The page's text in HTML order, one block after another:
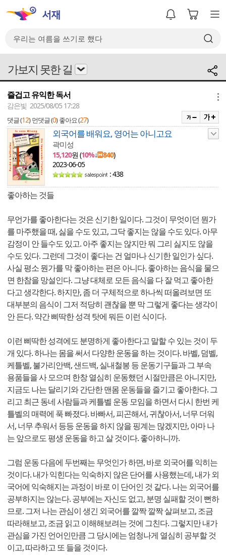
가보지 못한 길
즐겁고 유익한 독서
감은빛 2025/08/05 17:28
댓글 (12) 먼댓글 (0) 좋아요 (27)
외국어를 배워요, 영어는 아니고요
곽미성
15,120원 (10%↓ 840)
2023-06-05
: 438
좋아하는 것들
무언가를 좋아한다는 것은 신기한 일이다. 그것이 무엇이던 뭔가
를 마주했을 때, 싫을 수도 있고, 그닥 좋지는 않을 수도 있다. 아무
감정이 안 들수도 있고. 아주 좋지는 않지만 뭐 그리 싫지도 않을
수도 있다. 그런데 그것이 좋다는 건 얼마나 신기한 일인가 싶다.
사실 평소 뭔가를 막 좋아하는 편은 아니다. 좋아하는 음식을 물으
면 한참을 망설인다. 그냥 대체로 모든 음식을 다 잘 먹고 좋아한
다고 생각한다. 하지만, 좀 더 구체적으로 하나씩 떠올려보면 또
대부분의 음식이 그저 적당히 괜찮을 뿐 막 그렇게 좋다는 생각이
안 든다. 약간 삐딱한 성격 탓에 뭐든 이런 식이다.
이런 삐딱한 성격에도 분명하게 좋아한다고 말할 수 있는 것이 두
개 있다. 하나는 몸을 써서 다양한 운동을 하는 것이다. 바벨, 덤벨,
케틀벨, 불가리안백, 샌드백, 실내철봉 등 운동기구들과 그 부속
용품들을 사 모으며 한창 열심히 운동했던 시절만큼은 아니지만,
지금도 나는 달리기와 간단한 맨몸 운동들을 즐기고 좋아한다. 그
리고 최근 동네 사람들과 케틀벨 운동 모임을 하면서 다시 한번 케
틀벨의 매력에 푹 빠졌다. 바빠서, 피곤해서, 귀찮아서, 너무 더워
서, 너무 추워서 등등 운동을 하지 않을 핑계는 많겠지만, 아마 나
는 앞으로도 평생 운동을 하고 살 것이다. 좋아하니까.
그럼 운동 다음에 두번째는 무엇인가 하면, 바로 외국어를 익히는
것이다. 내가 익힌다는 익숙하지 않은 단어를 사용했는데, 내가 외
국어에 익숙해지는 과정이 바로 이 단어인 것 같다. 나는 외국어를
공부하지는 않는다. 공부에는 자신도 없고, 분명 실패할 것이 뻔하
므로. 그저 나는 관심이 생긴 외국어를 깔짝 깔짝 살펴보고, 조금
따라해보고, 조금 읽고 이해해보려는 것에 그친다. 그렇지만 내가
관심을 가진 언어인만큼 그 당시에는 엄청나게 열심히 공부할 것
이고, 따라하고 또 들을 것이다.